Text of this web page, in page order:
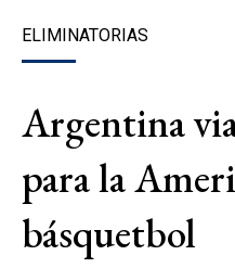
ELIMINATORIAS
Argentina
para la
básquetbol